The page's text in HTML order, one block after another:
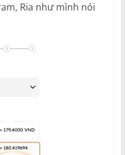
Ria như mình nói